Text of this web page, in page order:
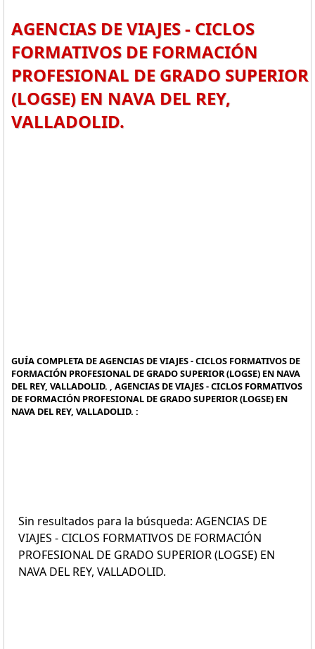
AGENCIAS DE VIAJES - CICLOS
FORMATIVOS DE FORMACIÓN
PROFESIONAL DE GRADO SUPERIOR
(LOGSE) EN NAVA DEL REY,
VALLADOLID.
GUÍA COMPLETA DE AGENCIAS DE VIAJES - CICLOS FORMATIVOS DE
FORMACIÓN PROFESIONAL DE GRADO SUPERIOR (LOGSE) EN NAVA
DEL REY, VALLADOLID. , AGENCIAS DE VIAJES - CICLOS FORMATIVOS
DE FORMACIÓN PROFESIONAL DE GRADO SUPERIOR (LOGSE) EN
NAVA DEL REY, VALLADOLID. :
Sin resultados para la búsqueda: AGENCIAS DE
VIAJES - CICLOS FORMATIVOS DE FORMACIÓN
PROFESIONAL DE GRADO SUPERIOR (LOGSE) EN
NAVA DEL REY, VALLADOLID.